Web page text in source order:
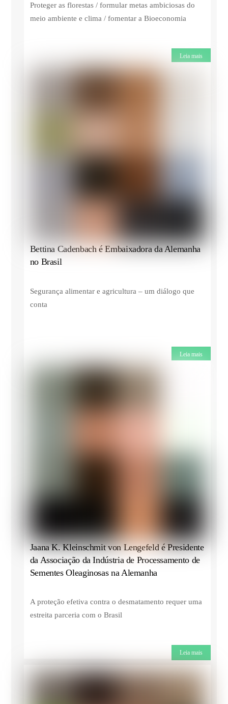
Proteger as florestas / formular metas ambiciosas do
meio ambiente e clima / fomentar a Bioeconomia
Leia mais
Bettina Cadenbach é Embaixadora da Alemanha
no Brasil
Segurança alimentar e agricultura – um diálogo que
conta
Leia mais
Jaana K. Kleinschmit von Lengefeld é Presidente
da Associação da Indústria de Processamento de
Sementes Oleaginosas na Alemanha
A proteção efetiva contra o desmatamento requer uma
estreita parceria com o Brasil
Leia mais